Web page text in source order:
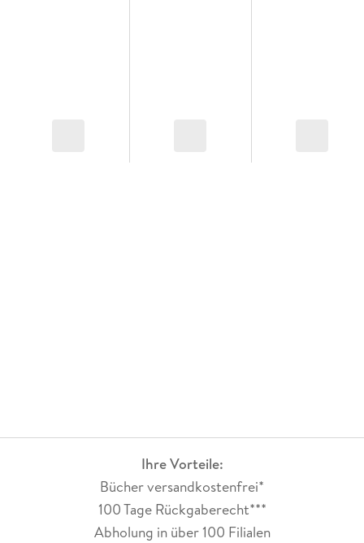
Ihre Vorteile:
Bücher versandkostenfrei*
100 Tage Rückgaberecht***
Abholung in über 100 Filialen